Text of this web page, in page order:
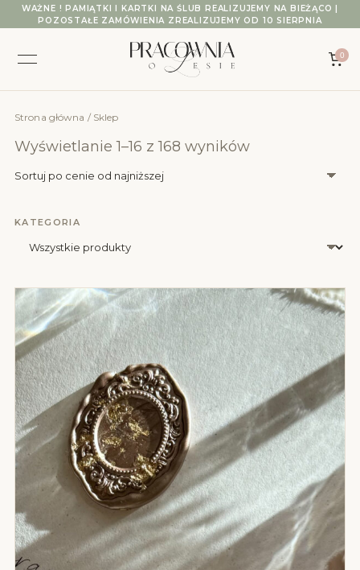
Przejdź do treści
WAŻNE ! PAMIĄTKI I KARTKI NA ŚLUB REALIZUJEMY NA BIEŻĄCO |
POZOSTAŁE ZAMÓWIENIA ZREALIZUJEMY OD 10 SIERPNIA
0
Strona główna / Sklep
Wyświetlanie 1–16 z 168 wynikówPosortowane
KATEGORIA
Wybierz kategorię produktów